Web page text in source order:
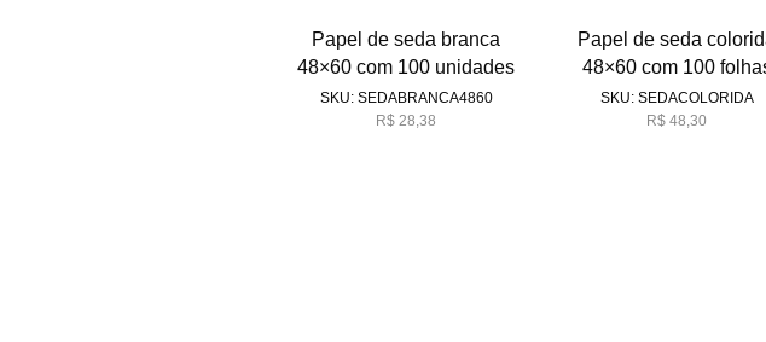
Papel de seda branca
48×60 com 100 unidades
SKU: SEDABRANCA4860
R$ 28,38
Papel de seda
48×60 com 100
SKU: SEDACOLORIDA
R$ 48,30